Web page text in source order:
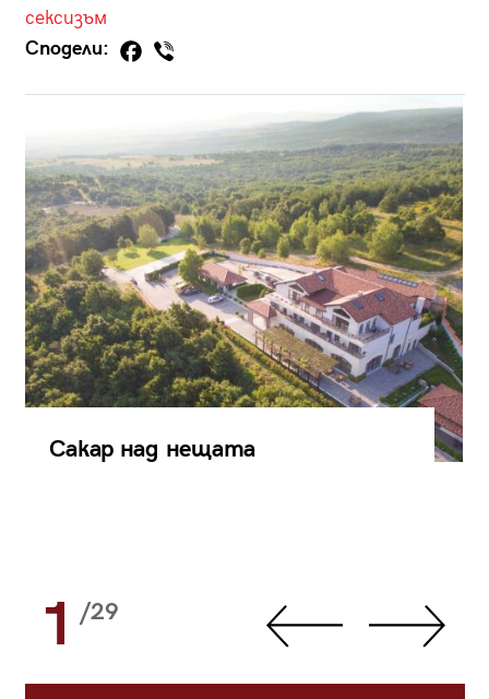
сексизъм
Сподели:
Сакар над нещата
1 /29